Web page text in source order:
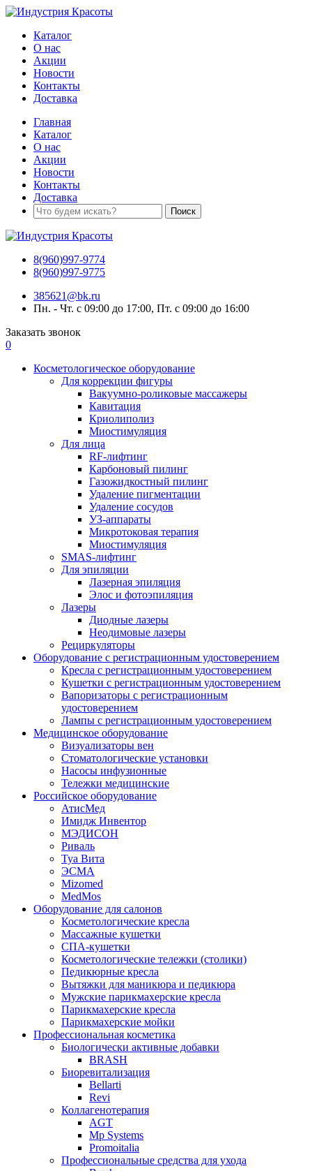
Каталог
О нас
Акции
Новости
Контакты
Доставка
Главная
Каталог
О нас
Акции
Новости
Контакты
Доставка
8(960)997-9774
8(960)997-9775
385621@bk.ru
Пн. - Чт. с 09:00 до 17:00, Пт. с 09:00 до 16:00
Заказать звонок
0
Косметологическое оборудование
Для коррекции фигуры
Вакуумно-роликовые массажеры
Кавитация
Криолиполиз
Миостимуляция
Для лица
RF-лифтинг
Карбоновый пилинг
Газожидкостный пилинг
Удаление пигментации
Удаление сосудов
УЗ-аппараты
Микротоковая терапия
Миостимуляция
SMAS-лифтинг
Для эпиляции
Лазерная эпиляция
Элос и фотоэпиляция
Лазеры
Диодные лазеры
Неодимовые лазеры
Рециркуляторы
Оборудование с регистрационным удостоверением
Кресла с регистрационным удостоверением
Кушетки с регистрационным удостоверением
Вапоризаторы с регистрационным
удостоверением
Лампы с регистрационным удостоверением
Медицинское оборудование
Визуализаторы вен
Стоматологические установки
Насосы инфузионные
Тележки медицинские
Российское оборудование
АтисМед
Имидж Инвентор
МЭДИСОН
Риваль
Туа Вита
ЭСМА
Mizomed
MedMos
Оборудование для салонов
Косметологические кресла
Массажные кушетки
СПА-кушетки
Косметологические тележки (столики)
Педикюрные кресла
Вытяжки для маникюра и педикюра
Мужские парикмахерские кресла
Парикмахерские кресла
Парикмахерские мойки
Профессиональная косметика
Биологически активные добавки
BRASH
Биоревитализация
Bellarti
Revi
Коллагенотерапия
AGT
Mp Systems
Promoitalia
Профессиональные средства для ухода